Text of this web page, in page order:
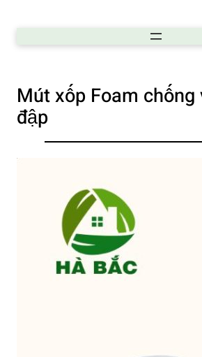
Mút xốp Foam chống
đập